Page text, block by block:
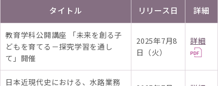
タイトル リリース日 詳細
教育学科公開講座 「未来を創る子
どもを育てる－探究学習を通し
て」開催
2025年7月8
日（火）
詳細
日本近現代史における、水路業務